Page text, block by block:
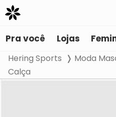
Pra você Lojas
Hering Sports Moda
Calça